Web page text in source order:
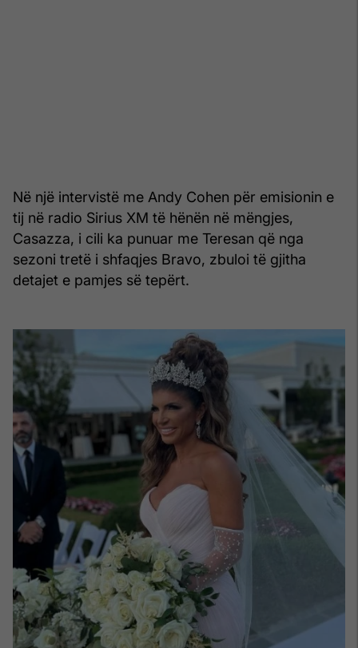
Në një intervistë me Andy Cohen për emisionin e
tij në radio Sirius XM të hënën në mëngjes,
Casazza, i cili ka punuar me Teresan që nga
sezoni tretë i shfaqjes Bravo, zbuloi të gjitha
detajet e pamjes së tepërt.